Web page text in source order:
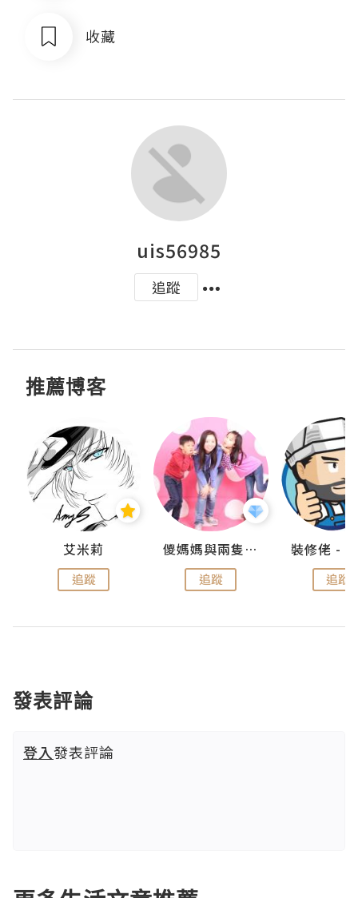
收藏
uis56985
追蹤
推薦博客
艾米莉
追蹤
儍媽媽與兩隻小魔怪之家
追蹤 追蹤
發表評論
登入發表評論